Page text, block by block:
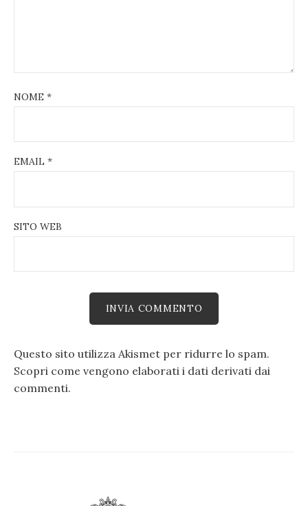
NOME *
EMAIL *
SITO WEB
Questo sito utilizza Akismet per ridurre lo spam.
Scopri come vengono elaborati i dati derivati dai
commenti.